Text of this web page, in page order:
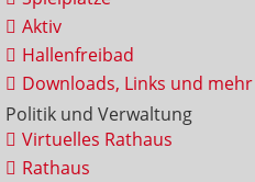
Aktiv
Hallenfreibad
Downloads, Links und mehr
Politik und Verwaltung
Virtuelles Rathaus
Rathaus